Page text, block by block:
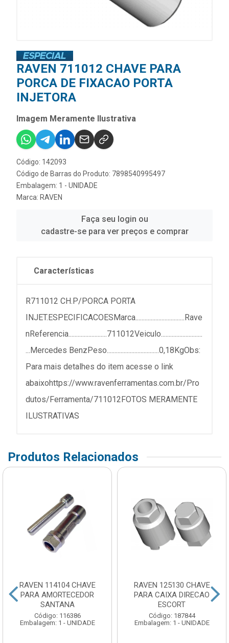
RAVEN 711012 CHAVE PARA
PORCA DE FIXACAO PORTA
INJETORA
Imagem Meramente Ilustrativa
Código: 142093
Código de Barras do Produto: 7898540995497
Embalagem: 1 - UNIDADE
Marca: RAVEN
Faça seu login ou
cadastre-se para ver preços e comprar
Características
R711012 CH.P/PORCA PORTA
INJET.ESPECIFICACOESMarca................................Rave
nReferencia.........................711012Veiculo...........................
...Mercedes BenzPeso..................................0,18KgObs:
Para mais detalhes do item acesse o link
abaixohttps://www.ravenferramentas.com.br/Pro
dutos/Ferramenta/711012FOTOS MERAMENTE
ILUSTRATIVAS
Produtos Relacionados
RAVEN 114104 CHAVE
PARA AMORTECEDOR
SANTANA
Código: 116386
Embalagem: 1 - UNIDADE
RAVEN 125130 CHAVE
PARA CAIXA DIRECAO
ESCORT
Código: 187844
Embalagem: 1 - UNIDADE